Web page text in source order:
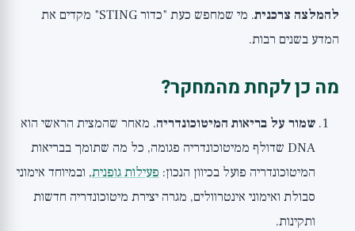
להמלצה צרכנית
. מי שמחפש כעת "כדור STING" מקדים את
המדע בשנים רבות.
מה כן לקחת מהמחקר?
שמור על בריאות המיטוכונדריה. מאחר שהמצית הראשי הוא
DNA שדולף ממיטוכונדריה פגומה, כל מה שתומך בבריאות
המיטוכונדריה פועל בכיוון הנכון: פעילות גופנית, ובמיוחד אימוני
סבולת ואימוני אינטרוולים, מגרה יצירת מיטוכונדריה חדשות
ותקינות.